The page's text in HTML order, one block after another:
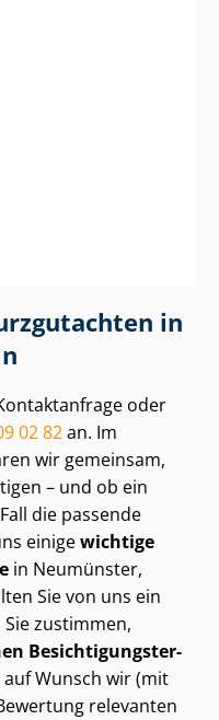
in
oder
02 82an. Im
wir gemeinsam,
– und ob ein
die passende
einigewichtige
in Neumünster,
Sie von uns ein
Sie zustimmen,
Be­sich­ti­gungs­ter­
auf Wunsch wir (mit
relevanten